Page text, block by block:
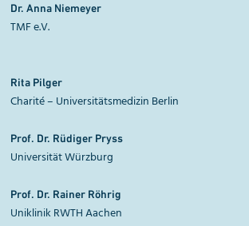
Dr. Anna Niemeyer
TMF e.V.
Rita Pilger
Charité– Universitätsmedizin Berlin
Prof. Dr. Rüdiger Pryss
Universität Würzburg
Prof. Dr. Rainer Röhrig
Uniklinik RWTH Aachen